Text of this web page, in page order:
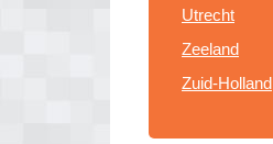
Utrecht
Zeeland
Zuid-Holland